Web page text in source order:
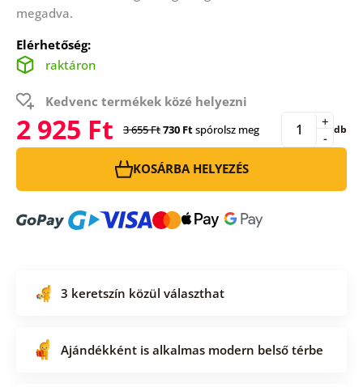
megadva.
Elérhetőség:
raktáron
Kedvenc termékek közé helyezni
2 925 Ft 3 655 Ft730 Ftspórolsz meg -
+ db
KOSÁRBA HELYEZÉS
3 keretszín közül választhat
Ajándékként is alkalmas modern belső térbe